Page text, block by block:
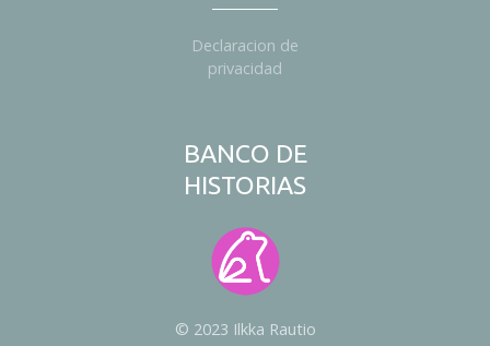
Declaracion de
privacidad
BANCO DE
HISTORIAS
© 2023 Ilkka Rautio